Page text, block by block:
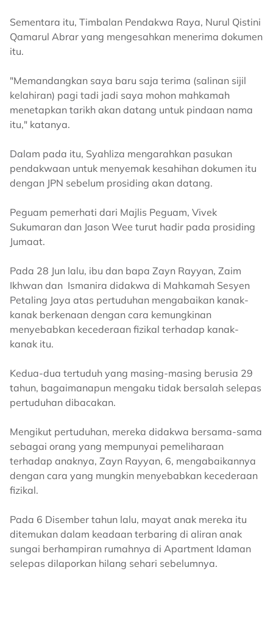
Sementara itu, Timbalan Pendakwa Raya, Nurul Qistini
Qamarul Abrar yang mengesahkan menerima dokumen
itu.
"Memandangkan saya baru saja terima (salinan sijil
kelahiran) pagi tadi jadi saya mohon mahkamah
menetapkan tarikh akan datang untuk pindaan nama
itu," katanya.
Dalam pada itu, Syahliza mengarahkan pasukan
pendakwaan untuk menyemak kesahihan dokumen itu
dengan JPN sebelum prosiding akan datang.
Peguam pemerhati dari Majlis Peguam, Vivek
Sukumaran dan Jason Wee turut hadir pada prosiding
Jumaat.
Pada 28 Jun lalu, ibu dan bapa Zayn Rayyan, Zaim
Ikhwan dan Ismanira didakwa di Mahkamah Sesyen
Petaling Jaya atas pertuduhan mengabaikan kanak-
kanak berkenaan dengan cara kemungkinan
menyebabkan kecederaan fizikal terhadap kanak-
kanak itu.
Kedua-dua tertuduh yang masing-masing berusia 29
tahun, bagaimanapun mengaku tidak bersalah selepas
pertuduhan dibacakan.
Mengikut pertuduhan, mereka didakwa bersama-sama
sebagai orang yang mempunyai pemeliharaan
terhadap anaknya, Zayn Rayyan, 6, mengabaikannya
dengan cara yang mungkin menyebabkan kecederaan
fizikal.
Pada 6 Disember tahun lalu, mayat anak mereka itu
ditemukan dalam keadaan terbaring di aliran anak
sungai berhampiran rumahnya di Apartment Idaman
selepas dilaporkan hilang sehari sebelumnya.